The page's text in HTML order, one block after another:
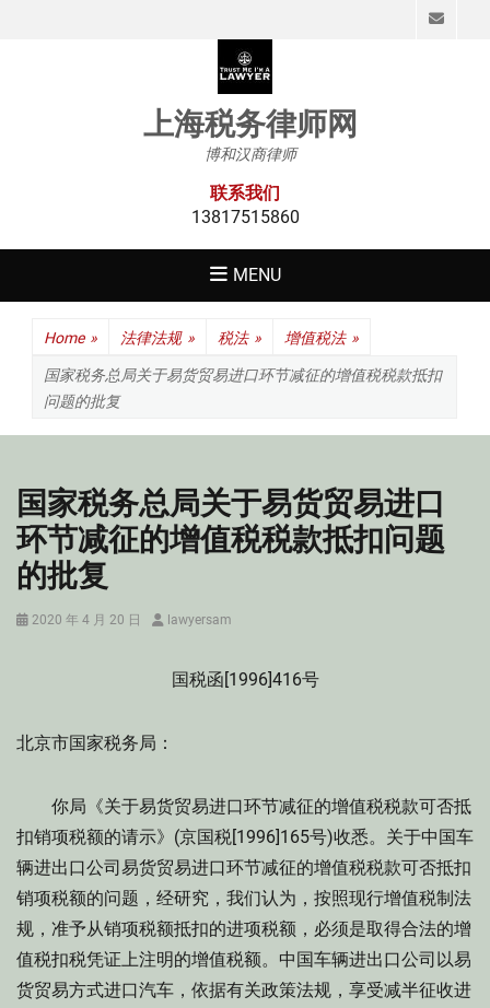
上海税务律师网
博和汉商律师
联系我们
13817515860
MENU
Home » 法律法规 » 税法 » 增值税法 »
国家税务总局关于易货贸易进口环节减征的增值税税款抵扣
问题的批复
国家税务总局关于易货贸易进口
环节减征的增值税税款抵扣问题
的批复
Posted
2020 年 4 月 20 日 Authorlawyersam
国税函[1996]416号
北京市国家税务局：
你局《关于易货贸易进口环节减征的增值税税款可否抵
扣销项税额的请示》(京国税[1996]165号)收悉。关于中国车
辆进出口公司易货贸易进口环节减征的增值税税款可否抵扣
销项税额的问题，经研究，我们认为，按照现行增值税制法
规，准予从销项税额抵扣的进项税额，必须是取得合法的增
值税扣税凭证上注明的增值税额。中国车辆进出口公司以易
货贸易方式进口汽车，依据有关政策法规，享受减半征收进